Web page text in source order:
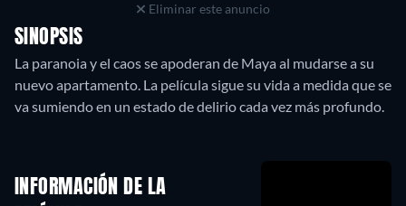
Eliminar este anuncio
SINOPSIS
La paranoia y el caos se apoderan de Maya al mudarse a su
nuevo apartamento. La película sigue su vida a medida que se
INFORMACIÓN DE LA